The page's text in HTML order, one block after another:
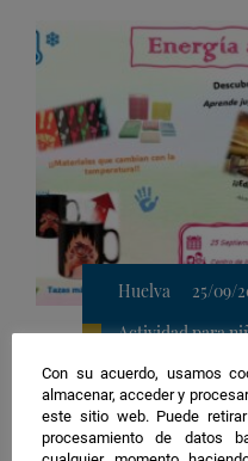
Huelva
25/09/
Actividad para
tecnologías
Ubicación
de
la
1. Avenida Bulevar de
Carmen
Con su acuerdo, usamos
almacenar, acceder y
este sitio web. Puede
procesamiento de datos